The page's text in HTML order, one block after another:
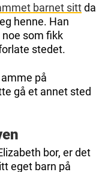
barnet sittda
henne. Han
som fikk
stedet.
på
gå et annet sted
bor, er det
eget barn på